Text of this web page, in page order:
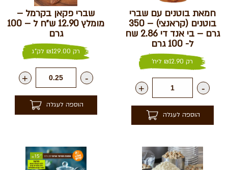
חמאת בוטנים עם שברי
בוטנים (קראנצי) – 350
גרם – בי אנד די 2.86 שח
ל- 100 גרם
רק ₪12.90 ליח'
-
+
הוספה לעגלה
שברי פקאן בקרמל –
מומלץ 12.90 ש״ח ל – 100
גרם
רק ₪129.00 לק"ג
-
+
הוספה לעגלה